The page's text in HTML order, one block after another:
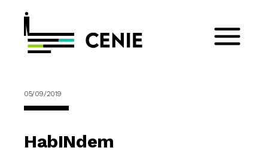
05/09/2019
HabINdem